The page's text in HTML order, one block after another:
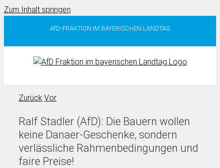
Zum Inhalt springen
AfD-FRAKTION IM BAYERISCHEN LANDTAG
Zurück Vor
Ralf Stadler (AfD): Die Bauern wollen
keine Danaer-Geschenke, sondern
verlässliche Rahmenbedingungen und
faire Preise!